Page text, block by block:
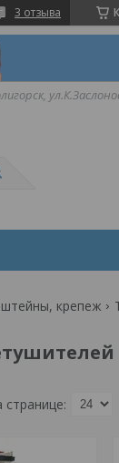
3 отзыва
крепеж